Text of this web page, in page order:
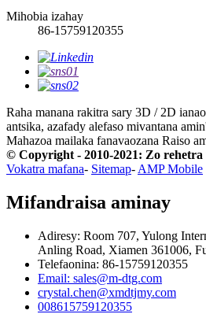
Mihobia izahay
86-15759120355
Raha manana rakitra sary 3D / 2D
antsika, azafady alefaso mivantana
Mahazoa mailaka fanavaozana Raiso
© Copyright - 2010-2021: Zo rehetra
Vokatra mafana- Sitemap- AMP Mobile
Mifandraisa aminay
Adiresy: Room 707, Yulong
Anling Road, Xiamen 361006,
Telefaonina: 86-15759120355
Email: sales@m-dtg.com
crystal.chen@xmdtjmy.com
008615759120355